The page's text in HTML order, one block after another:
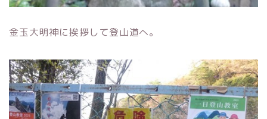
金玉大明神に挨拶して登山道へ。